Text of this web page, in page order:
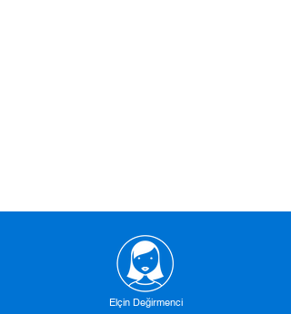
Elçin Değirmenci